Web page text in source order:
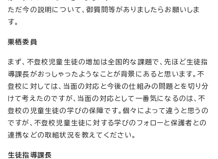
ただ今の説明について、御質問等がありましたらお願いしま
す。
栗栖委員
まず、不登校児童生徒の増加は全国的な課題で、先ほど生徒指
導課長がおっしゃったようなことが背景にあると思います。不
登校に対しては、当面の対応と今後の仕組みの問題とを切り分
けて考えたのですが、当面の対応として一番気になるのは、不
登校の児童生徒の学びの保障です。個々によって違うと思うの
ですが、不登校児童生徒に対する学びのフォローと保護者との
連携などの取組状況を教えてください。
生徒指導課長